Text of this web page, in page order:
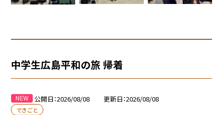
中学生広島平和の旅 帰着
公開日 2026/08/08 更新日 2026/08/08
できごと